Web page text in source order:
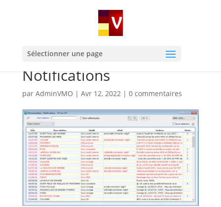
Sélectionner une page
Notifications
par AdminVMO | Avr 12, 2022| 0 commentaires